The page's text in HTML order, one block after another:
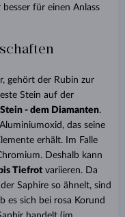
für einen Anlass
gehört der Rubin zur
Stein auf der
- dem Diamanten.
das seine
erhält. Im Falle
Deshalb kann
Tiefrotvariieren. Da
Saphire so ähnelt, sind
es sich bei rosa Korund